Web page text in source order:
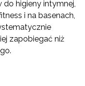
do higieny intymnej,
i na basenach,
zapobiegać niż